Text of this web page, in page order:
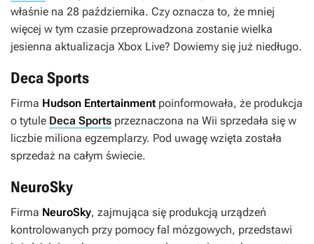
właśnie na 28 października. Czy oznacza to, że mniej
więcej w tym czasie przeprowadzona zostanie wielka
jesienna aktualizacja Xbox Live? Dowiemy się już niedługo.
Deca Sports
Firma Hudson Entertainment poinformowała, że produkcja
o tytule Deca Sports przeznaczona na Wii sprzedała się w
liczbie miliona egzemplarzy. Pod uwagę wzięta została
sprzedaż na całym świecie.
NeuroSky
Firma NeuroSky, zajmująca się produkcją urządzeń
kontrolowanych przy pomocy fal mózgowych, przedstawi